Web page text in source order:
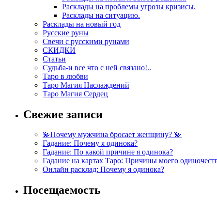
Расклады на проблемы угрозы кризисы.
Расклады на ситуацию.
Расклады на новый год
Русские руны
Свечи с русскими рунами
СКИДКИ
Статьи
Судьба-и все что с ней связано!..
Таро в любви
Таро Магия Наслаждений
Таро Магия Сердец
Свежие записи
💫Почему мужчина бросает женщину? 💫
Гадание: Почему я одинока?
Гадание: По какой причине я одинока?
Гадание на картах Таро: Причины моего
Онлайн расклад: Почему я одинока?
Посещаемость